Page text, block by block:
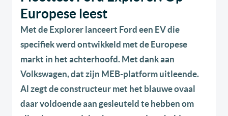
Europese leest
Met de Explorer lanceert Ford een EV die
specifiek werd ontwikkeld met de Europese
markt in het achterhoofd. Met dank aan
Volkswagen, dat zijn MEB-platform uitleende.
Al zegt de constructeur met het blauwe ovaal
daar voldoende aan gesleuteld te hebben om